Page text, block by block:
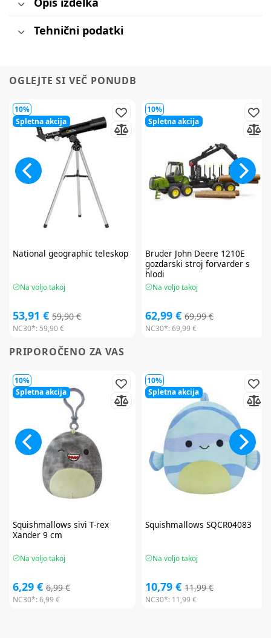
Tehnični podatki
OGLEJTE SI VEČ PONUDB
10%
Spletna akcija
National geographic teleskop
Na voljo takoj
53,91 € 59,90 €
NC30*: 59,90 €
10%
Spletna akcija
BruderJohn Deere 1210E
gozdarski stroj forvarder s
hlodi
Na voljo takoj
62,99 € 69,99 €
NC30*:69,99 €
PRIPOROČENO ZA VAS
10%
Spletna akcija
Squishmallows sivi T-rex
Xander 9 cm
Na voljo takoj
6,29 € 6,99 €
NC30*:6,99 €
10%
Spletna akcija
Squishmallows SQCR04083
Na voljo takoj
10,79 € 11,99 €
NC30*: 11,99 €